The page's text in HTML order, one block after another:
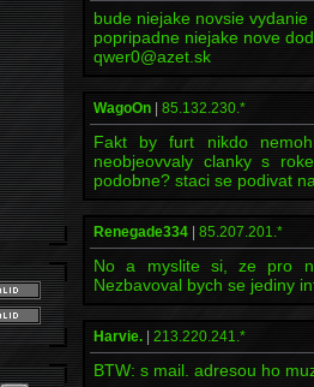
bude niejake novsie vydanie
popripadne niejake nove
qwer0@azet.sk
WagoOn 85.132.230.*
Fakt by furt nikdo
neobjeovvaly clanky s
podobne? staci se podivat
Renegade334 85.207.201.*
No a myslite si, ze pro
Nezbavoval bych se jediny
Harvie. 213.220.241.*
BTW: s mail. adresou ho